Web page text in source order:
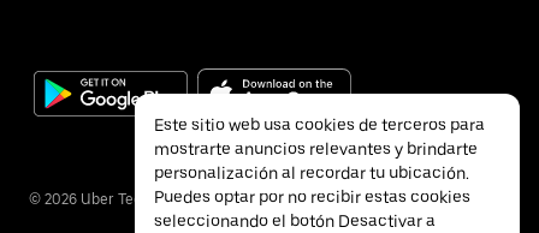
© 2026 Uber Technologies Inc.
Este sitio web usa cookies de terceros para
mostrarte anuncios relevantes y brindarte
personalización al recordar tu ubicación.
Puedes optar por no recibir estas cookies
seleccionando el botón Desactivar a